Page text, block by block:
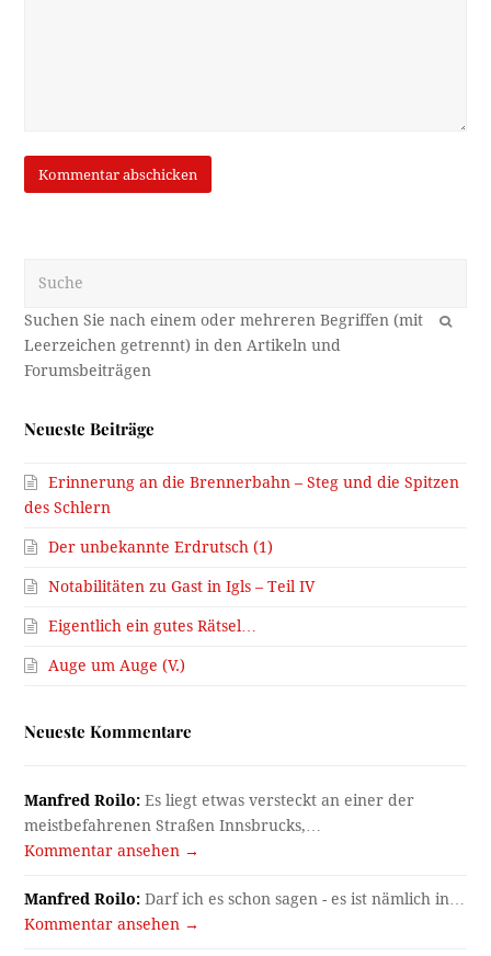
OK
Neueste Beiträge
Erinnerung an die Brennerbahn – Steg und die Spitzen
des Schlern
Der unbekannte Erdrutsch (1)
Notabilitäten zu Gast in Igls – Teil IV
Eigentlich ein gutes Rätsel…
Auge um Auge (V.)
Neueste Kommentare
Manfred Roilo: Es liegt etwas versteckt an einer der
meistbefahrenen Straßen Innsbrucks,…
Kommentar ansehen →
Manfred Roilo: Darf ich es schon sagen - es ist nämlich in…
Kommentar ansehen →